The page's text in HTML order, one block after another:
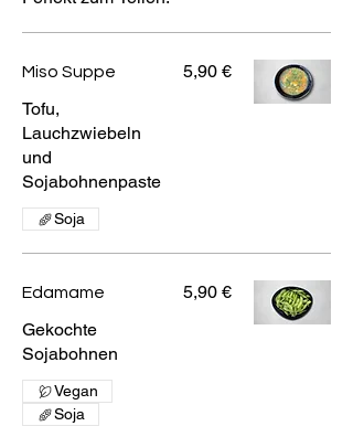
Miso Suppe
Tofu,
Lauchzwiebeln
und
Sojabohnenpaste
5,90 €
Soja
Edamame
Gekochte
Sojabohnen
5,90 €
Vegan
Soja